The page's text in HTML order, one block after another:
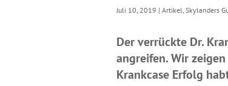
Juli 10, 2019 | Artikel, Skylanders
Der verrückte Dr.
angreifen. Wir
Krankcase Erfolg